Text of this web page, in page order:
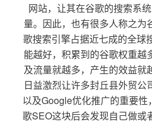
网站，让其在谷歌的搜索系
量。因此，也有很多人称之为
歌搜索引擎占据近七成的全球
能越好，积累到的谷歌权重越
及流量就越多，产生的效益就
日益激烈让许多封丘县外贸公
以及Google优化推广的重要
歌SEO这块后会发现自己做或